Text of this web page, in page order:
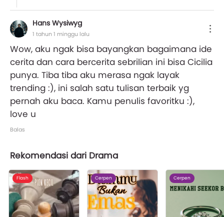
Hans Wysiwyg
1 tahun 1 minggu lalu
Wow, aku ngak bisa bayangkan bagaimana ide
cerita dan cara bercerita sebrilian ini bisa Cicilia
punya. Tiba tiba aku merasa ngak layak
trending :), ini salah satu tulisan terbaik yg
pernah aku baca. Kamu penulis favoritku :),
love u
Balas
Rekomendasi dari Drama
Flash Cerpen Cerpen